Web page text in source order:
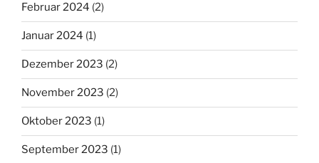
Februar 2024 (2)
Januar 2024 (1)
Dezember 2023 (2)
November 2023 (2)
Oktober 2023 (1)
September 2023 (1)